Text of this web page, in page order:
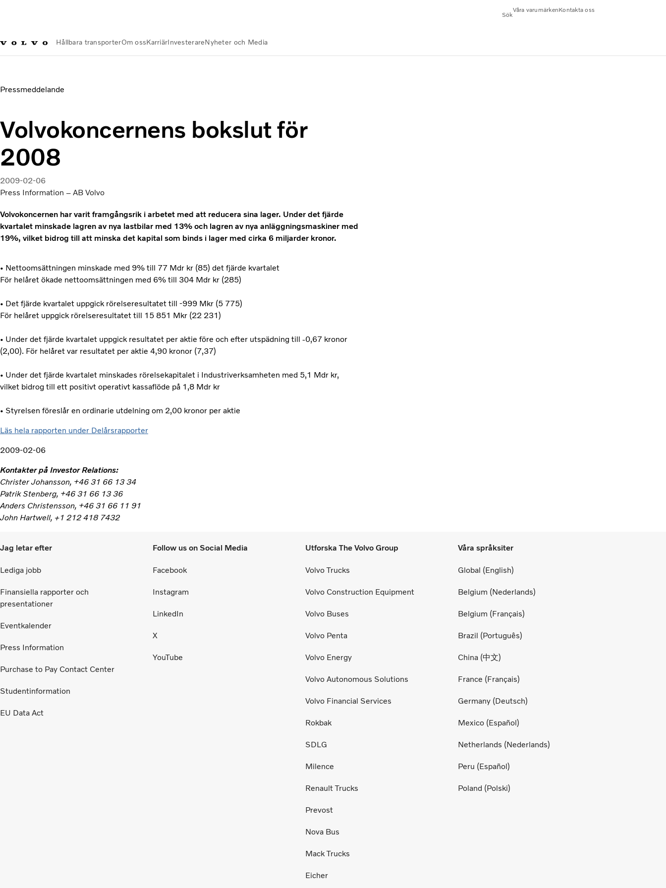
Sök
Våra varumärkenKontakta oss
Hållbara transporterOm ossKarriärInvesterareNyheter och Media
Pressmeddelande
Volvokoncernens bokslut för
2008
2009-02-06
Press Information – AB Volvo
Volvokoncernen har varit framgångsrik i arbetet med att reducera sina lager. Under det fjärde
kvartalet minskade lagren av nya lastbilar med 13% och lagren av nya anläggningsmaskiner med
19%, vilket bidrog till att minska det kapital som binds i lager med cirka 6 miljarder kronor.
• Nettoomsättningen minskade med 9% till 77 Mdr kr (85) det fjärde kvartalet
För helåret ökade nettoomsättningen med 6% till 304 Mdr kr (285)
• Det fjärde kvartalet uppgick rörelseresultatet till -999 Mkr (5 775)
För helåret uppgick rörelseresultatet till 15 851 Mkr (22 231)
• Under det fjärde kvartalet uppgick resultatet per aktie före och efter utspädning till -0,67 kronor
(2,00). För helåret var resultatet per aktie 4,90 kronor (7,37)
• Under det fjärde kvartalet minskades rörelsekapitalet i Industriverksamheten med 5,1 Mdr kr,
vilket bidrog till ett positivt operativt kassaflöde på 1,8 Mdr kr
• Styrelsen föreslår en ordinarie utdelning om 2,00 kronor per aktie
Läs hela rapporten under Delårsrapporter
2009-02-06
Kontakter på Investor Relations:
Christer Johansson, +46 31 66 13 34
Patrik Stenberg, +46 31 66 13 36
Anders Christensson, +46 31 66 11 91
John Hartwell, +1 212 418 7432
Jag letar efter
Lediga jobb
Finansiella rapporter och
presentationer
Eventkalender
Press Information
Purchase to Pay Contact Center
Studentinformation
EU Data Act
Follow us on Social Media
Facebook
Instagram
LinkedIn
X
YouTube
Utforska The Volvo Group
Volvo Trucks
Volvo Construction Equipment
Volvo Buses
Volvo Penta
Volvo Energy
Volvo Autonomous Solutions
Volvo Financial Services
Rokbak
SDLG
Milence
Renault Trucks
Prevost
Nova Bus
Mack Trucks
Eicher
Våra språksiter
Global (English)
Belgium (Nederlands)
Belgium (Français)
Brazil (Português)
China (中文)
France (Français)
Germany (Deutsch)
Mexico (Español)
Netherlands (Nederlands)
Peru (Español)
Poland (Polski)